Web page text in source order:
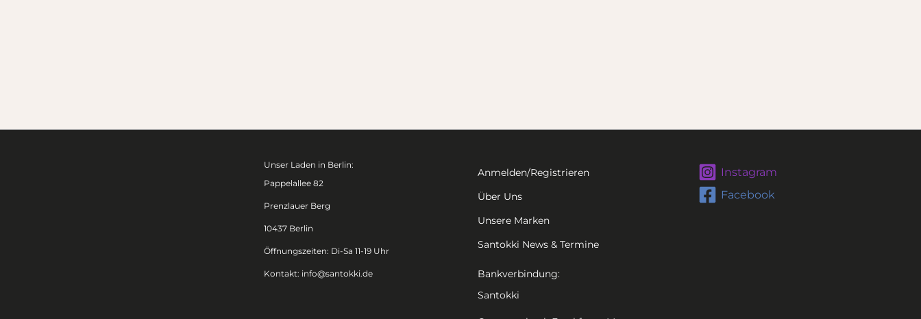
Unser Laden in Berlin:
Pappelallee 82
Prenzlauer Berg
10437 Berlin
Öffnungszeiten: Di-Sa 11-19 Uhr
Kontakt: info@santokki.de
Anmelden/Registrieren
Über Uns
Unsere Marken
Santokki News & Termine
Bankverbindung:
Santokki
Instagram
Facebook